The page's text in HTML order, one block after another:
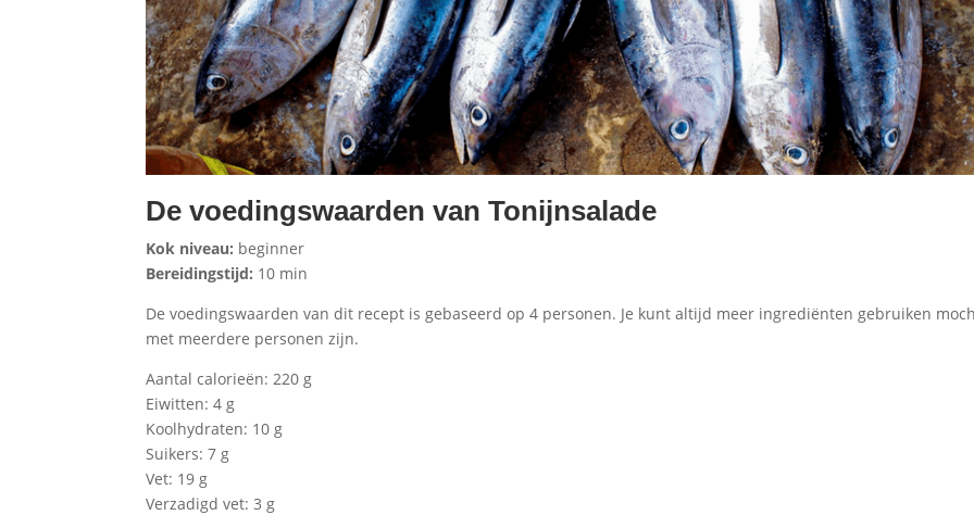
De voedingswaarden van Tonijnsalade
Kok niveau: beginner
Bereidingstijd: 10 min
De voedingswaarden van dit recept is gebaseerd op 4 personen. Je kunt altijd meer ingrediënten gebruiken
met meerdere personen zijn.
Aantal calorieën: 220 g
Eiwitten: 4 g
Koolhydraten: 10 g
Suikers: 7 g
Vet: 19 g
Verzadigd vet: 3 g